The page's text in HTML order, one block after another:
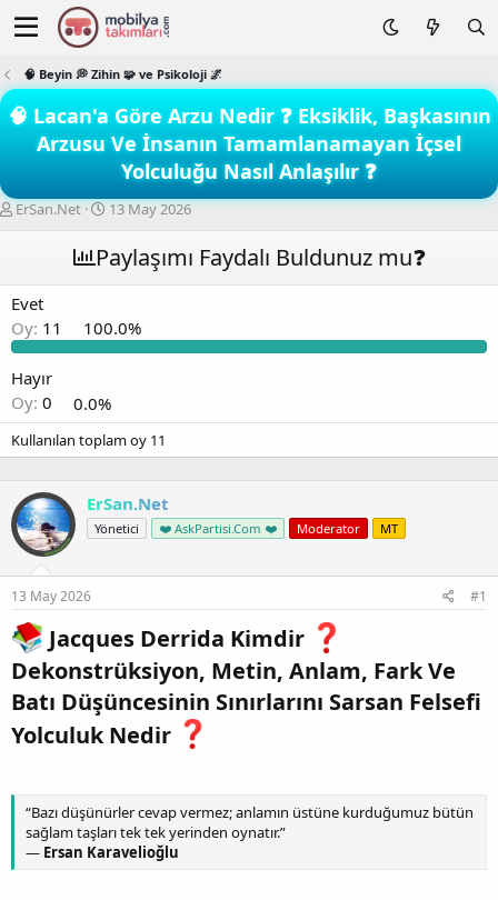
🧠 Beyin 💭 Zihin 🧩 ve Psikoloji 🌌
🧠 Lacan'a Göre Arzu Nedir ❓ Eksiklik, Başkasının
Arzusu Ve İnsanın Tamamlanamayan İçsel
Yolculuğu Nasıl Anlaşılır ❓
K
o
u
y
u
ş
l
a
t
ErSan.Net
B
a
l
a
g
a
r
i
13 May 2026
Paylaşımı Faydalı Buldunuz mu❓
Evet
Oy: 11 100.0%
Hayır
Oy: 0 0.0%
Kullanılan toplam oy 11
ErSan.Net
Yönetici ❤️ AskPartisi.Com ❤️ Moderator MT
13 May 2026 #1
Jacques Derrida Kimdir
Dekonstrüksiyon, Metin, Anlam, Fark Ve
Batı Düşüncesinin Sınırlarını Sarsan Felsefi
Yolculuk Nedir
“Bazı düşünürler cevap vermez; anlamın üstüne kurduğumuz bütün
sağlam taşları tek tek yerinden oynatır.”
— Ersan Karavelioğlu